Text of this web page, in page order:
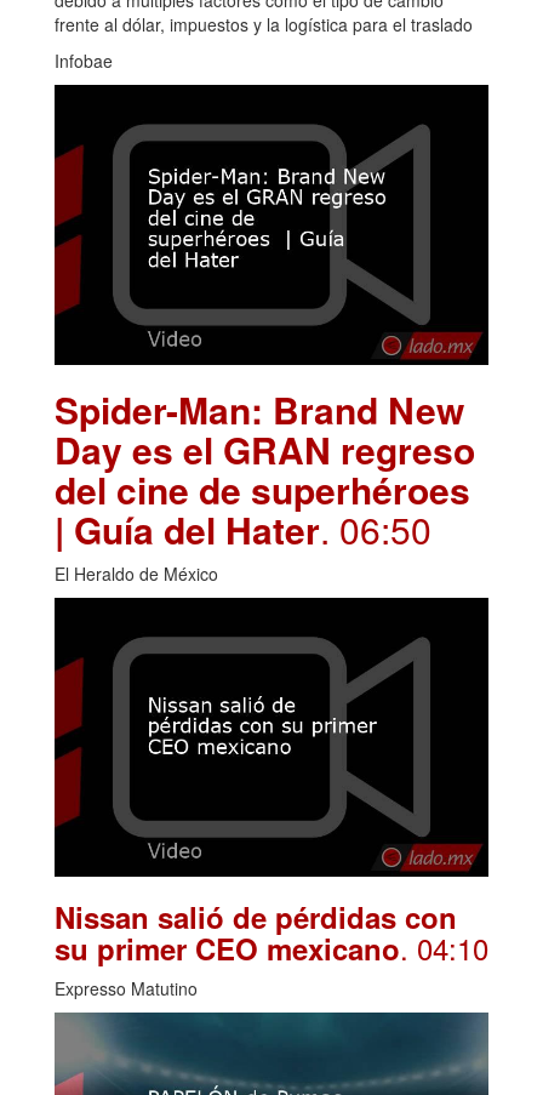
frente al dólar, impuestos y la logística para el traslado
Infobae
Spider-Man: Brand New
Day es el GRAN regreso
del cine de superhéroes
| Guía del Hater. 06:50
El Heraldo de México
Nissan salió de pérdidas con
su primer CEO mexicano. 04:10
Expresso Matutino